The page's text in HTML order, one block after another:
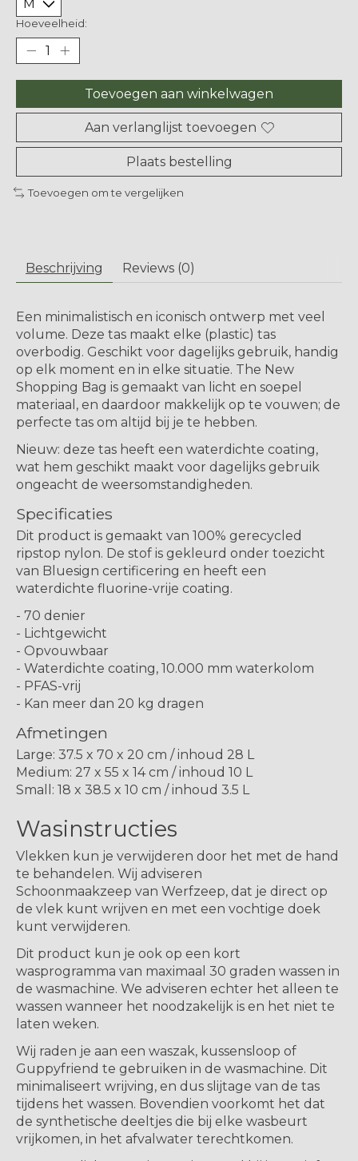
Hoeveelheid:
Toevoegen aan winkelwagen
Aan verlanglijst toevoegen
Plaats bestelling
Toevoegen om te vergelijken
Beschrijving Reviews (0)
Een minimalistisch en iconisch ontwerp met veel
volume. Deze tas maakt elke (plastic) tas
overbodig. Geschikt voor dagelijks gebruik, handig
op elk moment en in elke situatie. The New
Shopping Bag is gemaakt van licht en soepel
materiaal, en daardoor makkelijk op te vouwen; de
perfecte tas om altijd bij je te hebben.
Nieuw: deze tas heeft een waterdichte coating,
wat hem geschikt maakt voor dagelijks gebruik
ongeacht de weersomstandigheden.
Specificaties
Dit product is gemaakt van 100% gerecycled
ripstop nylon. De stof is gekleurd onder toezicht
van Bluesign certificering en heeft een
waterdichte fluorine-vrije coating.
- 70 denier
- Lichtgewicht
- Opvouwbaar
- Waterdichte coating, 10.000 mm waterkolom
- PFAS-vrij
- Kan meer dan 20 kg dragen
Afmetingen
Large: 37.5 x 70 x 20 cm / inhoud 28 L
Medium: 27 x 55 x 14 cm / inhoud 10 L
Small: 18 x 38.5 x 10 cm / inhoud 3.5 L
Wasinstructies
Vlekken kun je verwijderen door het met de hand
te behandelen. Wij adviseren
Schoonmaakzeep van Werfzeep, dat je direct op
de vlek kunt wrijven en met een vochtige doek
kunt verwijderen.
Dit product kun je ook op een kort
wasprogramma van maximaal 30 graden wassen in
de wasmachine. We adviseren echter het alleen te
wassen wanneer het noodzakelijk is en het niet te
laten weken.
Wij raden je aan een waszak, kussensloop of
Guppyfriend te gebruiken in de wasmachine. Dit
minimaliseert wrijving, en dus slijtage van de tas
tijdens het wassen. Bovendien voorkomt het dat
de synthetische deeltjes die bij elke wasbeurt
vrijkomen, in het afvalwater terechtkomen.